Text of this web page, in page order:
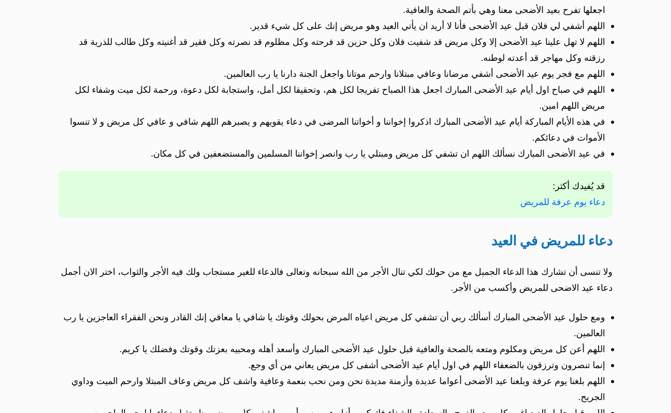
اجعلها تفرح بعيد الأضحى معنا وهي بأتم الصحة والعافية.
اللهم أشفي لي فلان قبل عيد الأضحى فأنا لا أريد ان يأتي العيد وهو مريض إنك على كل شيء قدير.
اللهم لا تهل علينا عيد الأضحى إلا وكل مريض قد شفيت فلان وكل حزين قد فرحته وكل مظلوم قد نصرته وكل فقير قد أغنيته وكل طالب للذرية قد
رزقته وكل مهاجر قد أعدته لوطنه.
اللهم مع فجر يوم عيد الأضحى أشفي مرضانا وعافي مبتلانا وارحم موتانا واجعل الجنة دارنا يا رب العالمين.
اللهم في صباح اول أيام عيد الأضحى المبارك اجعل هذا الصباح تفريجا لكل هم، وتحقيقا لكل أمل، واستجابة لكل دعوة، ورحمة لكل ميت وشفاء لكل
مريض اللهم امين.
في هذه الأيام المباركة أيام عيد الأضحى المبارك اذكروا إخواننا و أخواتنا المرضى في دعاء يقويهم و يصبرهم اللهم شافي و عافي كل مريض و لا تنسوا
الأموات في دعائكم.
في عيد الأضحى المبارك نسألك اللهم ان تشفي كل مريض ومبتلي يا رب وانصر إخواننا المسلمين والمستضعفين في كل مكان.
قد يُفيدك أكثر:
دعاء يوم عرفة للمريض
دعاء للمريض في العيد
ولا تنسى أن تشارك هذا الدعاء الجميل مع من حولك لكي تنال الأجر من الله سبحانه وتعالى فالدعاء للغير مستجاب ولك فيه الأجر والثواب، اختر الان أجمل
دعاء عيد الاضحى للمريض وأكسب من الأجر.
ومع حلول عيد الأضحى المبارك أسألك ربي أن تشفي كل مريض اعياه المرض بحولك وقوتك يا شافي يا معافي إنك القادر ونحن الفقراء العاجزين يا رب
العالمين.
اللهم أعن كل مريض ومكلوم ومتعه بالصحة والعافية قبل حلول عيد الأضحى المبارك وأسعد أهله ومحبيه بعزتك وقوتك وفضلك يا كريم.
إنما تنصرون وترزقون بالضعفاء اللهم في اول أيام عيد الأضحى أشفى كل مريض يعاني من أي وجع.
اللهم بلغنا يوم عرفة وبلغنا عيد الأضحى أعواما عديدة وأزمنة مديدة نحن ومن نحب بنعمة وعافية واشف كل مريض وعاف المبتلا وارحم الميت وداوي
الجريح.